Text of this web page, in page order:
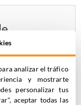
en
Cloud:
lenguaje
analizar el tráfico
y mostrarte
personalizar tus
aceptar todas las